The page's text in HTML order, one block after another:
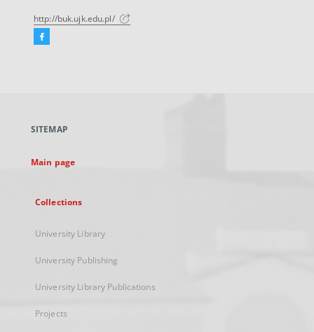
http://buk.ujk.edu.pl/
Facebook
new
SITEMAP
Main page
Collections
University Library
University Publishing
University Library Publications
Projects